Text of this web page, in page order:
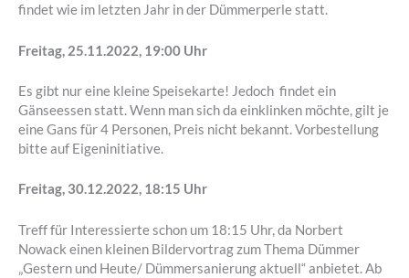
findet wie im letzten Jahr in der Dümmerperle statt.
Freitag, 25.11.2022, 19:00 Uhr
Es gibt nur eine kleine Speisekarte! Jedoch findet ein
Gänseessen statt. Wenn man sich da einklinken möchte, gilt je
eine Gans für 4 Personen, Preis nicht bekannt. Vorbestellung
bitte auf Eigeninitiative.
Freitag, 30.12.2022, 18:15 Uhr
Treff für Interessierte schon um 18:15 Uhr, da Norbert
Nowack einen kleinen Bildervortrag zum Thema Dümmer
„Gestern und Heute/ Dümmersanierung aktuell“ anbietet. Ab